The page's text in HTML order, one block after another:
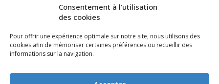
Consentement à l'utilisation
des cookies
Pour offrir une expérience optimale sur notre site, nous utilisons des
cookies afin de mémoriser certaines préférences ou recueillir des
informations sur la navigation.
Accueil
Votre canton
Lire et voir
Agir pour la Gironde
Restons en contact